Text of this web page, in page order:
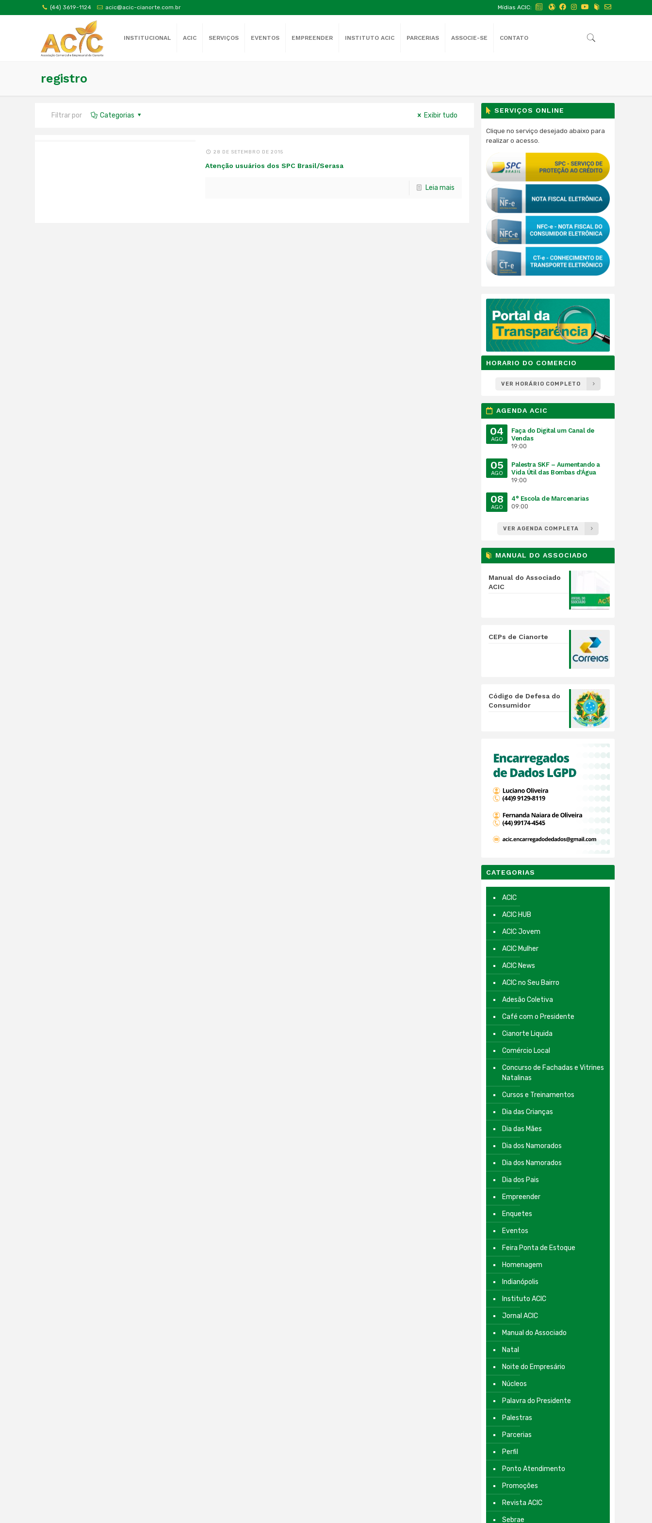
(44) 3619-1124 acic@acic-cianorte.com.br Mídias ACIC:
INSTITUCIONAL ACIC SERVIÇOS EVENTOS EMPREENDER INSTITUTO ACIC PARCERIAS ASSOCIE-SE CONTATO
registro
Filtrar por Categorias Exibir tudo
28 DE SETEMBRO DE 2015
Atenção usuários dos SPC Brasil/Serasa
Leia mais
SERVIÇOS ONLINE
Clique no serviço desejado abaixo para
realizar o acesso.
HORARIO DO COMERCIO
VER HORÁRIO COMPLETO
AGENDA ACIC
04
AGO
Faça do Digital um Canal de
Vendas
19:00
05
AGO
Palestra SKF – Aumentando a
Vida Útil das Bombas d'Água
19:00
08
AGO
4° Escola de Marcenarias
09:00
VER AGENDA COMPLETA
MANUAL DO ASSOCIADO
Manual do Associado
ACIC
CEPs de Cianorte
Código de Defesa do
Consumidor
CATEGORIAS
ACIC
ACIC HUB
ACIC Jovem
ACIC Mulher
ACIC News
ACIC no Seu Bairro
Adesão Coletiva
Café com o Presidente
Cianorte Liquida
Comércio Local
Concurso de Fachadas e Vitrines
Natalinas
Cursos e Treinamentos
Dia das Crianças
Dia das Mães
Dia dos Namorados
Dia dos Namorados
Dia dos Pais
Empreender
Enquetes
Eventos
Feira Ponta de Estoque
Homenagem
Indianópolis
Instituto ACIC
Jornal ACIC
Manual do Associado
Natal
Noite do Empresário
Núcleos
Palavra do Presidente
Palestras
Parcerias
Perfil
Ponto Atendimento
Promoções
Revista ACIC
Sebrae